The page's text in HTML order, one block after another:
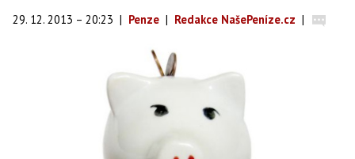
29. 12. 2013 – 20:23 | Penze | Redakce NašePeníze.cz |